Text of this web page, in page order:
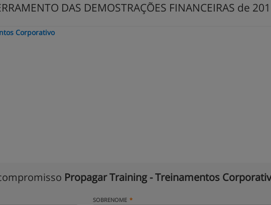
DAS DEMOSTRAÇÕES FINANCEIRAS de
Corporativo
Propagar Training - Treinamentos
SOBRENOME